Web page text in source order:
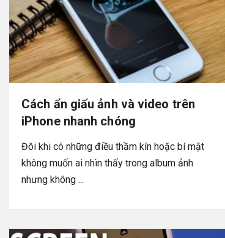
Cách ẩn giấu ảnh và video trên
iPhone nhanh chóng
Đôi khi có những điều thầm kín hoặc bí mật
không muốn ai nhìn thấy trong album ảnh
nhưng không ...